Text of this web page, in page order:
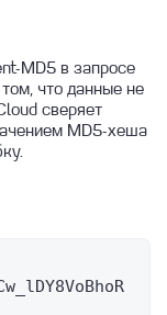
MD5 в запросе
что данные не
сверяет
MD5-хеша